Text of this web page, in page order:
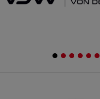
1 2 3 4 5 6